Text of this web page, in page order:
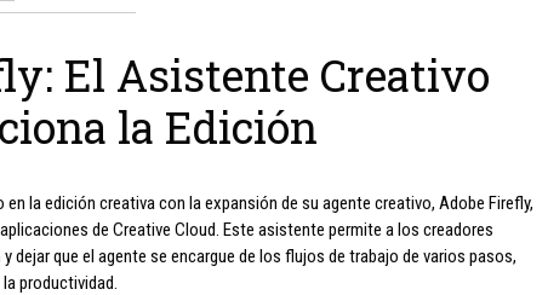
El Asistente Creativo
la Edición
la edición creativa con la expansión de su agente creativo, Adobe Firefly,
de Creative Cloud. Este asistente permite a los creadores
dejar que el agente se encargue de los flujos de trabajo de varios pasos,
productividad.